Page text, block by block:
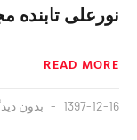
نورعلی تابنده
READ MORE
1397-12-16 بدون